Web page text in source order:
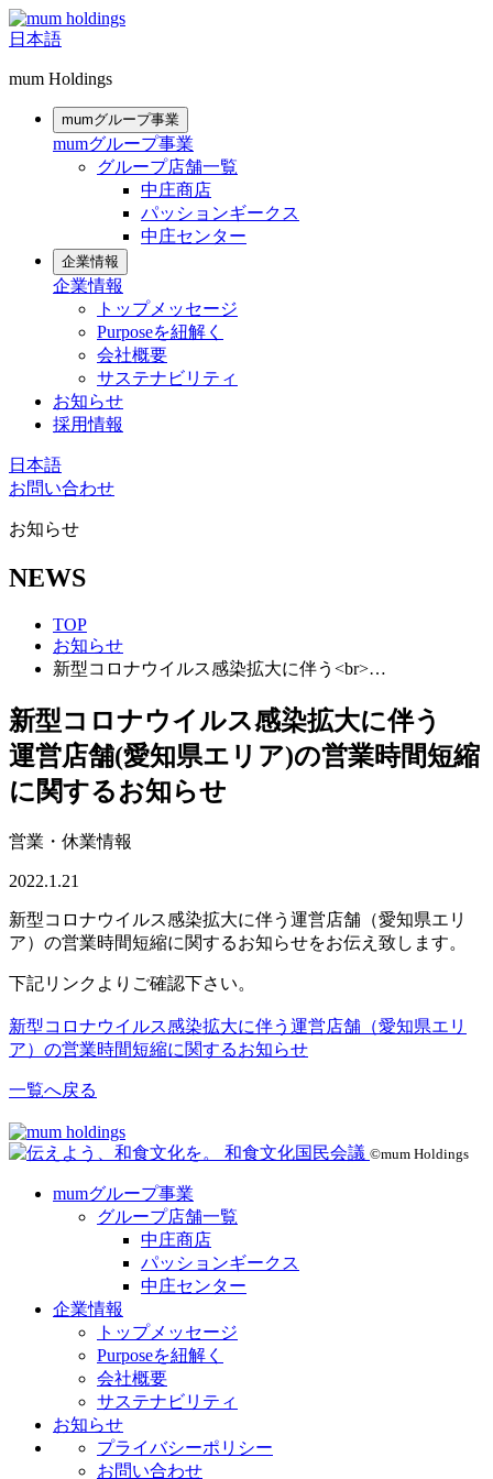
日本語
mum Holdings
mumグループ事業
mumグループ事業
グループ店舗一覧
中庄商店
パッションギークス
中庄センター
企業情報
企業情報
トップメッセージ
Purposeを紐解く
会社概要
サステナビリティ
お知らせ
採用情報
日本語
お問い合わせ
お知らせ
NEWS
TOP
お知らせ
新型コロナウイルス感染拡大に伴う<br>…
新型コロナウイルス感染拡大に伴う
運営店舗(愛知県エリア)の営業時間短縮
に関するお知らせ
営業・休業情報
2022.1.21
新型コロナウイルス感染拡大に伴う運営店舗（愛知県エリ
ア）の営業時間短縮に関するお知らせをお伝え致します。
下記リンクよりご確認下さい。
新型コロナウイルス感染拡大に伴う運営店舗（愛知県エリ
ア）の営業時間短縮に関するお知らせ
一覧へ戻る
©mum Holdings
mumグループ事業
グループ店舗一覧
中庄商店
パッションギークス
中庄センター
企業情報
トップメッセージ
Purposeを紐解く
会社概要
サステナビリティ
お知らせ
プライバシーポリシー
お問い合わせ